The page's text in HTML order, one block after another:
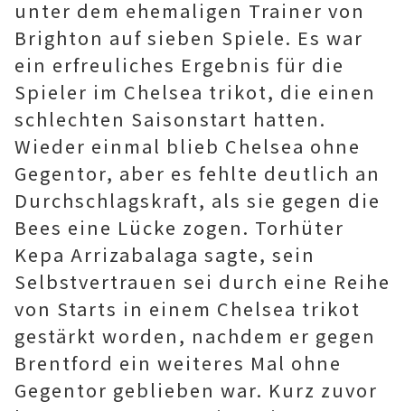
unter dem ehemaligen Trainer von
Brighton auf sieben Spiele. Es war
ein erfreuliches Ergebnis für die
Spieler im Chelsea trikot, die einen
schlechten Saisonstart hatten.
Wieder einmal blieb Chelsea ohne
Gegentor, aber es fehlte deutlich an
Durchschlagskraft, als sie gegen die
Bees eine Lücke zogen. Torhüter
Kepa Arrizabalaga sagte, sein
Selbstvertrauen sei durch eine Reihe
von Starts in einem Chelsea trikot
gestärkt worden, nachdem er gegen
Brentford ein weiteres Mal ohne
Gegentor geblieben war. Kurz zuvor